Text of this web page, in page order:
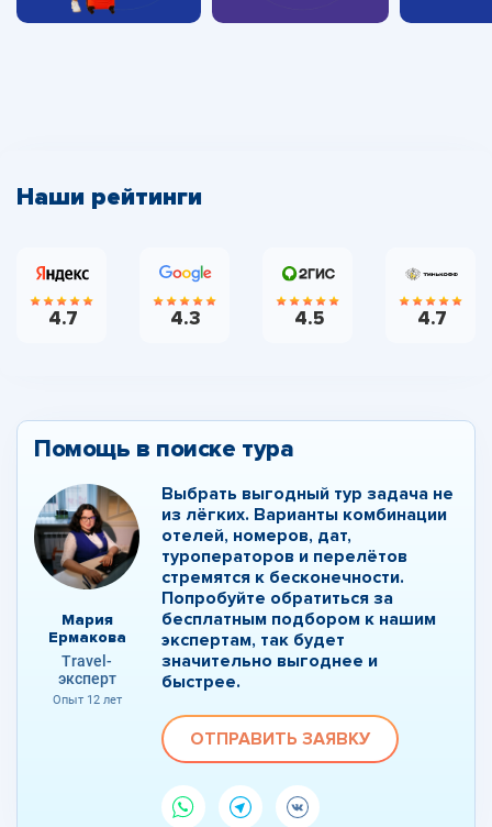
Наши рейтинги
4.7 4.3 4.5 4.7
Помощь в поиске тура
Мария
Ермакова
Travel-
эксперт
Опыт 12 лет
Выбрать выгодный тур задача не
из лёгких. Варианты комбинации
отелей, номеров, дат,
туроператоров и перелётов
стремятся к бесконечности.
Попробуйте обратиться за
бесплатным подбором к нашим
экспертам, так будет
значительно выгоднее и
быстрее.
ОТПРАВИТЬ ЗАЯВКУ